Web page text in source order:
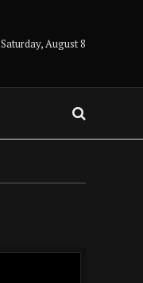
Saturday, August 8